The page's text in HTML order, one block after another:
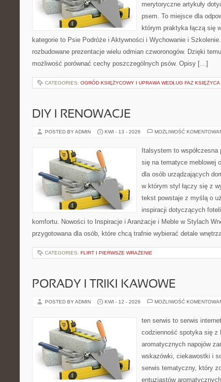
merytoryczne artykuły
psem. To miejsce dla
którym praktyka łączą się
kategorie to Psie Podróże i Aktywności i Wychowanie i
rozbudowane prezentacje wielu odmian czworonogów. Dzięki
możliwość porównać cechy poszczególnych psów. Opisy […]
CATEGORIES: OGRÓD KSIĘŻYCOWY I UPRAWA WEDŁUG FAZ KSIĘŻYCA
DIY I RENOWACJE
POSTED BY ADMIN KWI - 13 - 2026 MOŻLIWOŚĆ
Italsystem to
się na tematyce meblowej
dla osób urządzających
w którym styl łączy się z
tekst powstaje z myślą o
inspiracji dotyczących
komfortu. Nowości to Inspiracje i Aranżacje i Meble w Stylach
przygotowana dla osób, które chcą trafnie wybierać detale
CATEGORIES: FLIRT I PIERWSZE WRAŻENIE
PORADY I TRIKI KAWOWE
POSTED BY ADMIN KWI - 12 - 2026 MOŻLIWOŚĆ
ten serwis to serwis
codzienność spotyka się z
aromatycznych napojów
wskazówki, ciekawostki i
serwis tematyczny, który
entuzjastów